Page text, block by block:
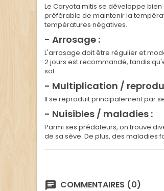
Le Caryota mitis se développe
préférable de maintenir la
températures négatives.
- Arrosage :
L'arrosage doit être régulier et
2 jours est recommandé, tandis
sol.
- Multiplication /
Il se reproduit principalement par
- Nuisibles / maladies :
Parmi ses prédateurs, on trouve
de sa sève. De plus, des maladies
COMMENTAIRES (0)